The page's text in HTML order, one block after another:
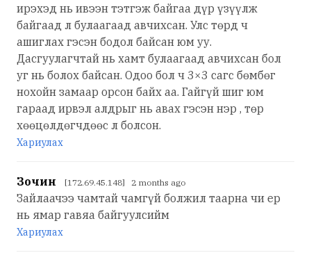
ирэхэд нь ивээн тэтгэж байгаа дүр үзүүлж
байгаад л булаагаад авчихсан. Улс төрд ч
ашиглах гэсэн бодол байсан юм уу.
Дасгуулагчтай нь хамт булаагаад авчихсан бол
уг нь болох байсан. Одоо бол ч 3×3 сагс бөмбөг
нохойн замаар орсон байх аа. Гайгүй шиг юм
гараад ирвэл алдрыг нь авах гэсэн нэр , төр
хөөцөлдөгчдөөс л болсон.
Хариулах
Зочин [172.69.45.148] 2 months ago
Зайлаачээ чамтай чамгүй болжил таарна чи ер
нь ямар гавяа байгуулсийм
Хариулах